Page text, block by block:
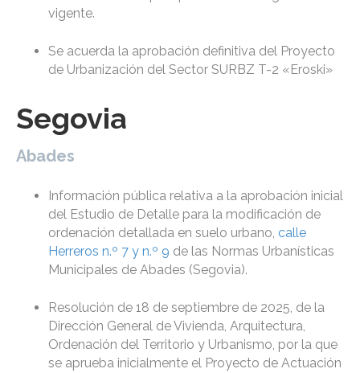
vigente.
Se acuerda la aprobación definitiva del Proyecto
de Urbanización del Sector SURBZ T-2 «Eroski»
Segovia
Abades
Información pública relativa a la aprobación inicial
del Estudio de Detalle para la modificación de
ordenación detallada en suelo urbano, calle
Herreros n.º 7 y n.º 9 de las Normas Urbanísticas
Municipales de Abades (Segovia).
Resolución de 18 de septiembre de 2025, de la
Dirección General de Vivienda, Arquitectura,
Ordenación del Territorio y Urbanismo, por la que
se aprueba inicialmente el Proyecto de Actuación